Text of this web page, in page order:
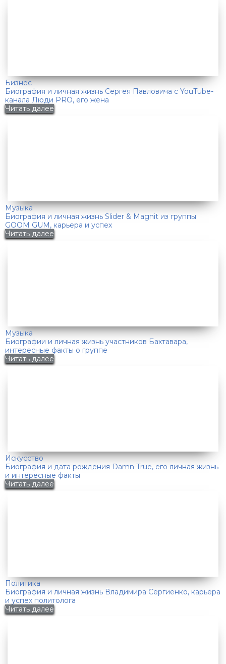
Бизнес
Биография и личная жизнь Сергея Павловича с YouTube-
канала Люди PRO, его жена
Читать далее
Музыка
Биография и личная жизнь Slider & Magnit из группы
GOOM GUM, карьера и успех
Читать далее
Музыка
Биографии и личная жизнь участников Бахтавара,
интересные факты о группе
Читать далее
Искусство
Биография и дата рождения Damn True, его личная жизнь
и интересные факты
Читать далее
Политика
Биография и личная жизнь Владимира Сергиенко, карьера
и успех политолога
Читать далее